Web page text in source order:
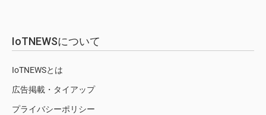
IoTNEWSについて
IoTNEWSとは
広告掲載・タイアップ
プライバシーポリシー